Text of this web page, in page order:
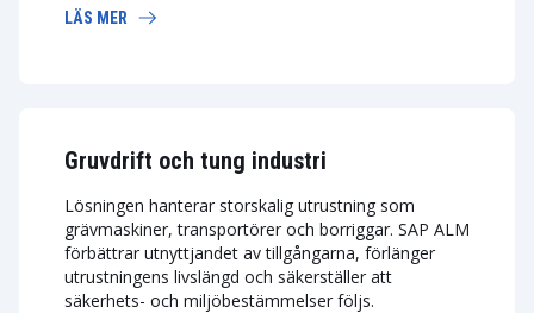
LÄS MER
Gruvdrift och tung industri
Lösningen hanterar storskalig utrustning som
grävmaskiner, transportörer och borriggar. SAP ALM
förbättrar utnyttjandet av tillgångarna, förlänger
utrustningens livslängd och säkerställer att
säkerhets- och miljöbestämmelser följs.